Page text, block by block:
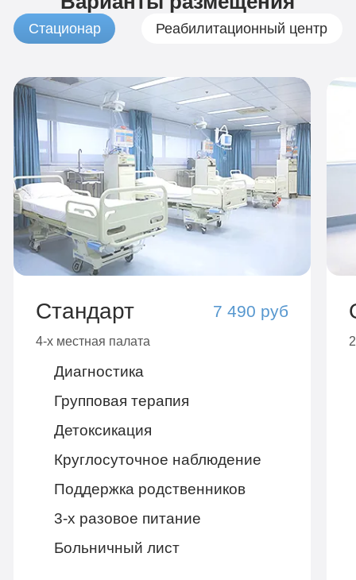
Стационар Реабилитационный центр
Стандарт 7 490 руб
4-х местная палата
Диагностика
Групповая терапия
Детоксикация
Круглосуточное наблюдение
Поддержка родственников
3-х разовое питание
Больничный лист